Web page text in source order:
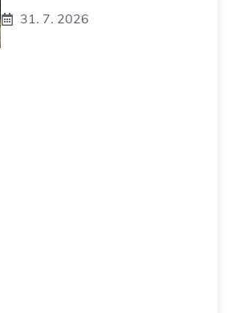
31. 7. 2026